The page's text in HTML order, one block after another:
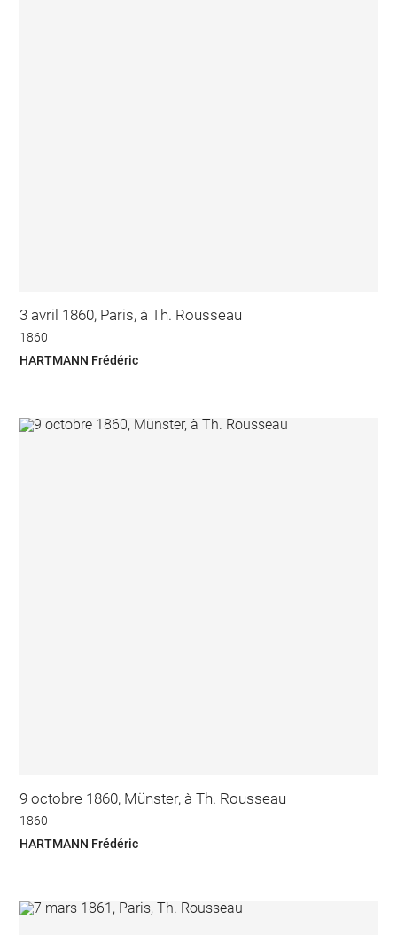
3 avril 1860, Paris, à Th. Rousseau
1860
HARTMANN Frédéric
9 octobre 1860, Münster, à Th. Rousseau
1860
HARTMANN Frédéric